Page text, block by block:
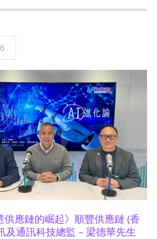
供應鏈的崛起》順豐供應鏈 (香
及通訊科技總監 – 梁德華先生